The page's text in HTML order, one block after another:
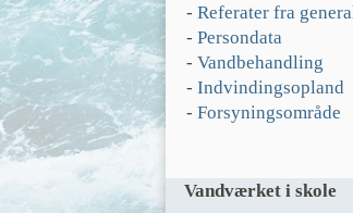
- Referater fra
- Persondata
- Vandbehandling
- Indvindingsopland
- Forsyningsområde
Vandværket i skole